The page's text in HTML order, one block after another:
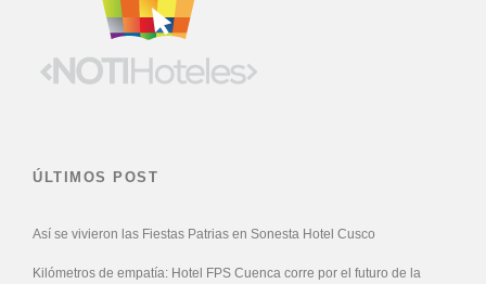
ÚLTIMOS POST
Así se vivieron las Fiestas Patrias en Sonesta Hotel Cusco
Kilómetros de empatía: Hotel FPS Cuenca corre por el futuro de la